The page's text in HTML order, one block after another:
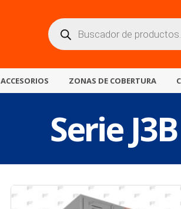
Búsqueda
de
productos
ACCESORIOS ZONAS DE COBERTURA
Serie J3B